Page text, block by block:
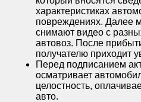
характеристиках
повреждениях. Далее
снимают видео с
автовоз. После
получателю приходит
Перед подписанием
осматривает
целостность,
авто.